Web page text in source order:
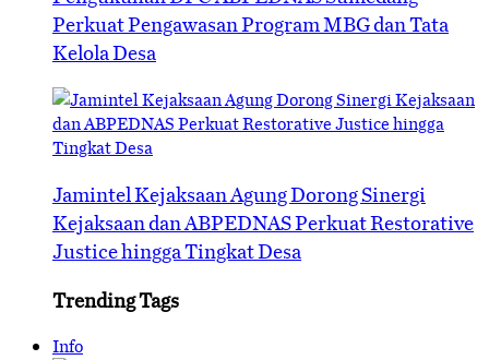
Perkuat Pengawasan Program MBG dan Tata
Kelola Desa
Jamintel Kejaksaan Agung Dorong Sinergi
Kejaksaan dan ABPEDNAS Perkuat Restorative
Justice hingga Tingkat Desa
Trending Tags
Info